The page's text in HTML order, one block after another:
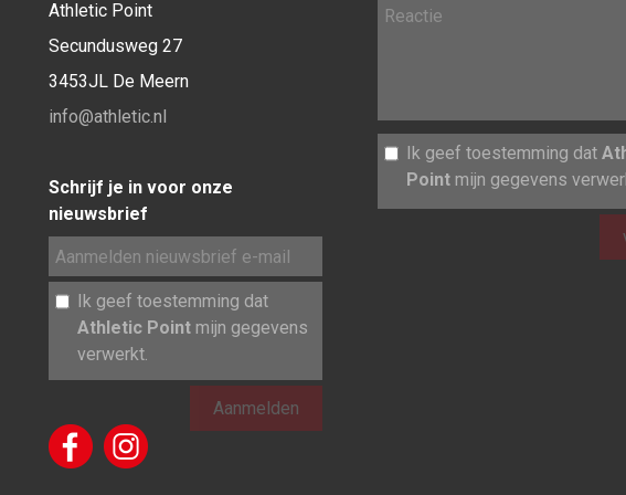
Athletic Point
Secundusweg 27
3453JL De Meern
info@athletic.nl
Schrijf je in voor onze
nieuwsbrief
Ik geef toestemming dat
Athletic Point mijn gegevens
verwerkt.
Ik geef toestemming dat
Point mijn gegevens